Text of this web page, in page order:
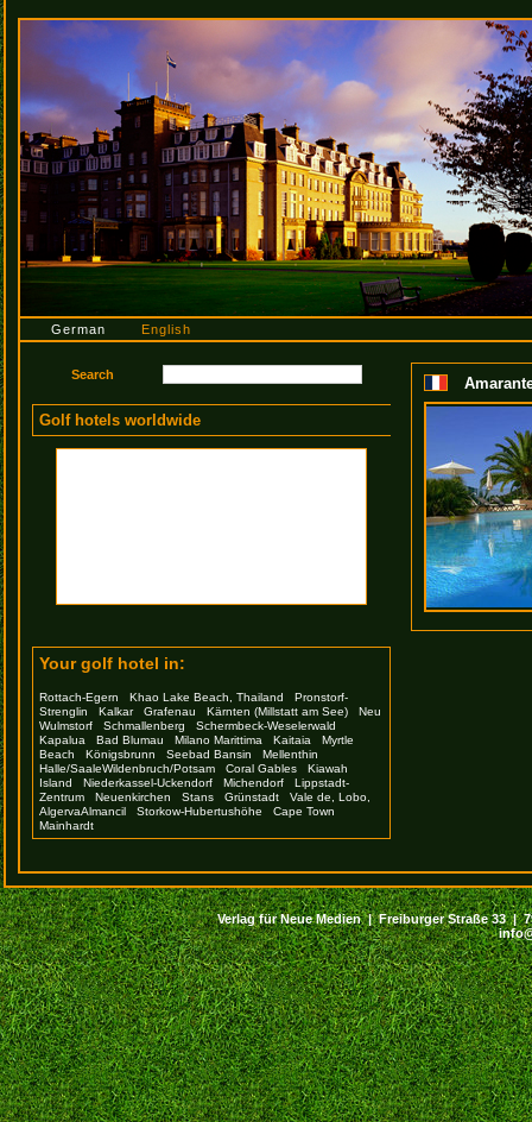
German English
Golf hotels worldwide
Your golf hotel in:
Rottach-Egern Khao Lake Beach, Thailand
Pronstorf-
Strenglin
Kalkar Grafenau Kärnten (Millstatt am See)
Neu
Wulmstorf
Schmallenberg
Schermbeck-Weselerwald
Kapalua
Bad Blumau Milano Marittima Kaitaia
Myrtle
Beach
Königsbrunn Seebad Bansin
Mellenthin
Halle/SaaleWildenbruch/Potsam
Coral Gables
Kiawah
Island
Niederkassel-Uckendorf Michendorf
Lippstadt-
Zentrum
Neuenkirchen Stans Grünstadt
Vale de, Lobo,
AlgervaAlmancil
Storkow-Hubertushöhe
Cape Town
Mainhardt
Verlag für Neue Medien | Freiburger Straße 33 |